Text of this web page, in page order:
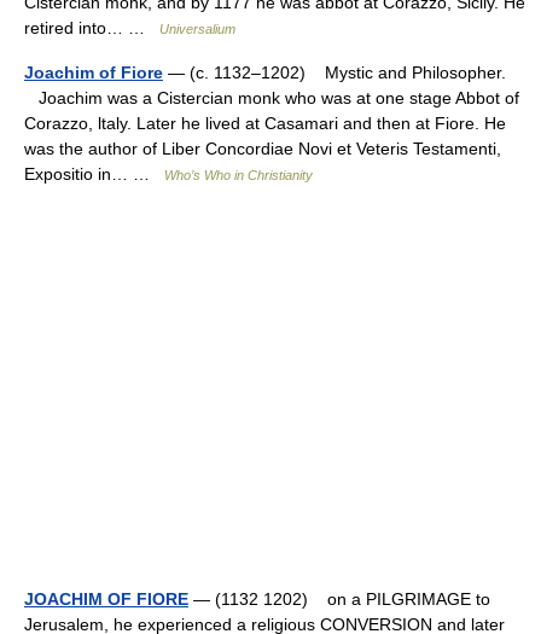
retired into… …
Universalium
Joachim of Fiore — (c. 1132–1202) Mystic and Philosopher.
Joachim was a Cistercian monk who was at one stage Abbot of
Corazzo, ltaly. Later he lived at Casamari and then at Fiore. He
was the author of Liber Concordiae Novi et Veteris Testamenti,
Expositio in… …
Who’s Who in Christianity
JOACHIM OF FIORE — (1132 1202) on a PILGRIMAGE to
Jerusalem, he experienced a religious CONVERSION and later